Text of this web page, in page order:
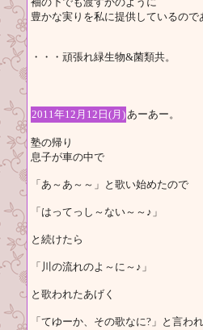
豊かな実りを私に提供しているので
・・・頑張れ緑生物&菌類共。
2011年12月12日(月)あーあー。
塾の帰り
息子が車の中で
「あ～あ～～」と歌い始めたので
「はってっし～ない～～♪」
と続けたら
「川の流れのよ～に～♪」
と歌われたあげく
「てゆーか、その歌なに?」と言わ